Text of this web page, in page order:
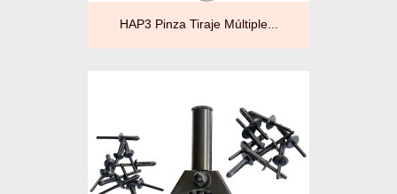
HAP3 Pinza Tiraje Múltiple...